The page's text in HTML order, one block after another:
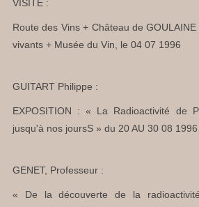
VISITE :
Route des Vins + Château de
vivants + Musée du Vin, le 04 07 1996
GUITART Philippe :
EXPOSITION : « La Radioactivité de
jusqu'à nos joursS » du 20 AU 30 08 1996
GENET, Professeur :
« De la découverte de la